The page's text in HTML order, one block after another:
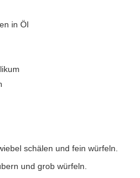
in Öl
schälen und fein würfeln.
und grob würfeln.